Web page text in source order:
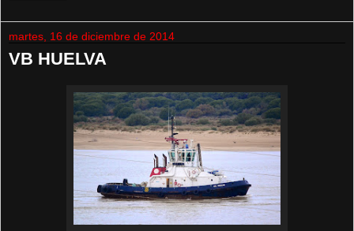
martes, 16 de diciembre de 2014
VB HUELVA